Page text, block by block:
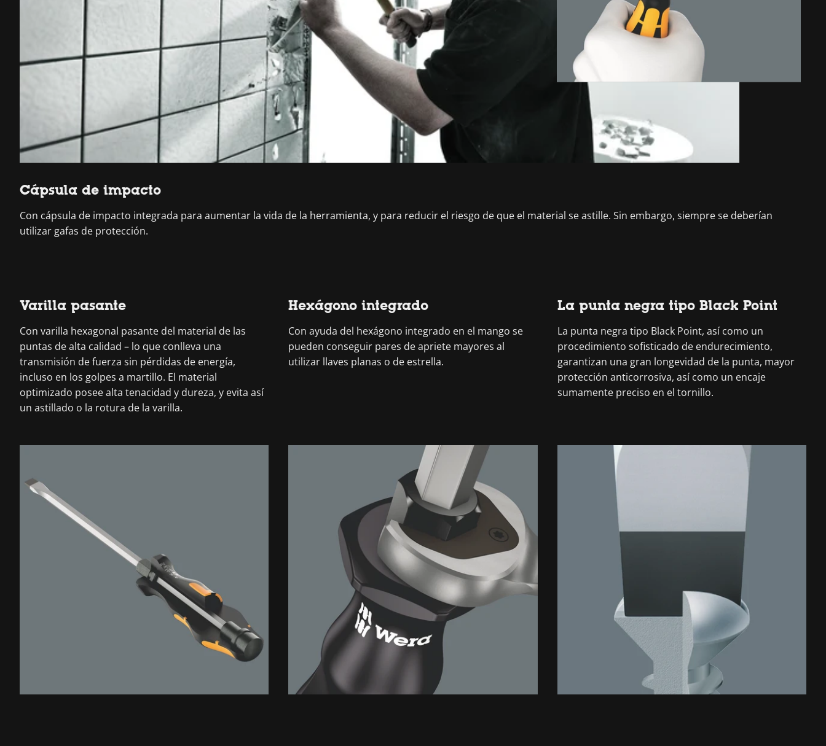
Cápsula de impacto
Con cápsula de impacto integrada para aumentar la vida de la herramienta, y para reducir el riesgo de que el material se astille. Sin embargo, siempre se deberían
utilizar gafas de protección.
Varilla pasante
Con varilla hexagonal pasante del material de las
puntas de alta calidad – lo que conlleva una
transmisión de fuerza sin pérdidas de energía,
incluso en los golpes a martillo. El material
optimizado posee alta tenacidad y dureza, y evita así
un astillado o la rotura de la varilla.
Hexágono integrado
Con ayuda del hexágono integrado en el mango se
pueden conseguir pares de apriete mayores al
utilizar llaves planas o de estrella.
La punta negra tipo Black Point
La punta negra tipo Black Point, así como un
procedimiento sofisticado de endurecimiento,
garantizan una gran longevidad de la punta, mayor
protección anticorrosiva, así como un encaje
sumamente preciso en el tornillo.